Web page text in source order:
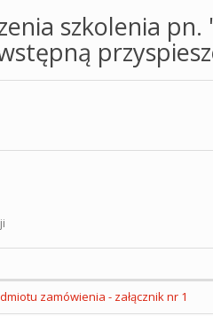
szkolenia
zamówienia - załącznik nr 1